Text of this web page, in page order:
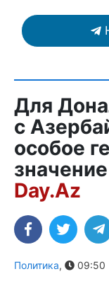
Для
с
особое
значение
Day.Az
Политика, 09:50